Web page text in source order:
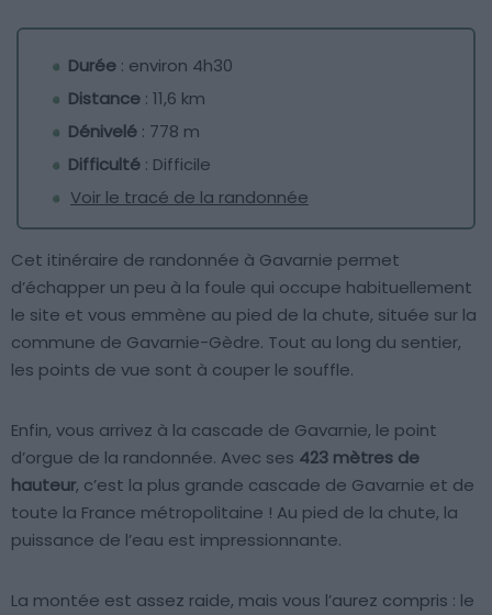
Durée : environ 4h30
Distance : 11,6 km
Dénivelé : 778 m
Difficulté : Difficile
Voir le tracé de la randonnée
Cet itinéraire de randonnée à Gavarnie permet
d’échapper un peu à la foule qui occupe habituellement
le site et vous emmène au pied de la chute, située sur la
commune de Gavarnie-Gèdre. Tout au long du sentier,
les points de vue sont à couper le souffle.
Enfin, vous arrivez à la cascade de Gavarnie, le point
d’orgue de la randonnée. Avec ses 423 mètres de
hauteur, c’est la plus grande cascade de Gavarnie et de
toute la France métropolitaine ! Au pied de la chute, la
puissance de l’eau est impressionnante.
La montée est assez raide, mais vous l’aurez compris : le